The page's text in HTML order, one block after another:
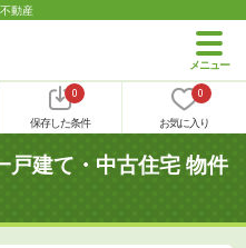
動産
0
保存した条件
0
お気に入り
戸建て・中古住宅 物件